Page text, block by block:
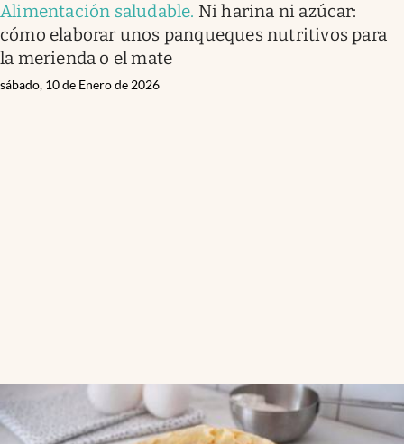
Alimentación saludable. Ni harina ni azúcar:
cómo elaborar unos panqueques nutritivos para
la merienda o el mate
sábado, 10 de Enero de 2026